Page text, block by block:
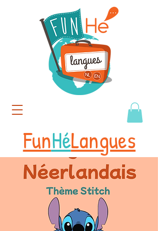
FunHéLangues